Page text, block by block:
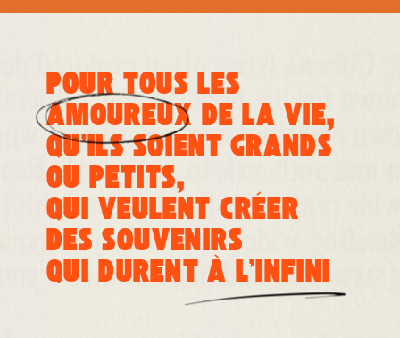
POUR TOUS LES
AMOUREUX DE LA VIE,
QU’ILS SOIENT GRANDS
OU PETITS,
QUI VEULENT CRÉER
DES SOUVENIRS
QUI DURENT À L'INFINI